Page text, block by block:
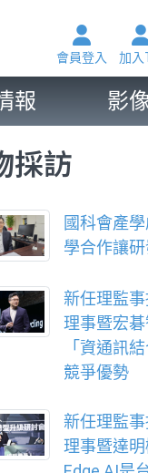
會員登入 加入
報 影
採訪
國科會產
學合作讓
新任理監
理事暨宏
「資通訊
競爭優勢
新任理監
理事暨達